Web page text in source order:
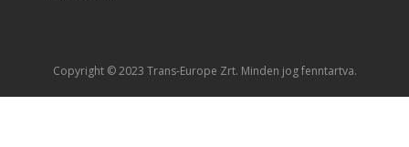
Copyright © 2023 Trans-Europe Zrt. Minden jog fenntartva.